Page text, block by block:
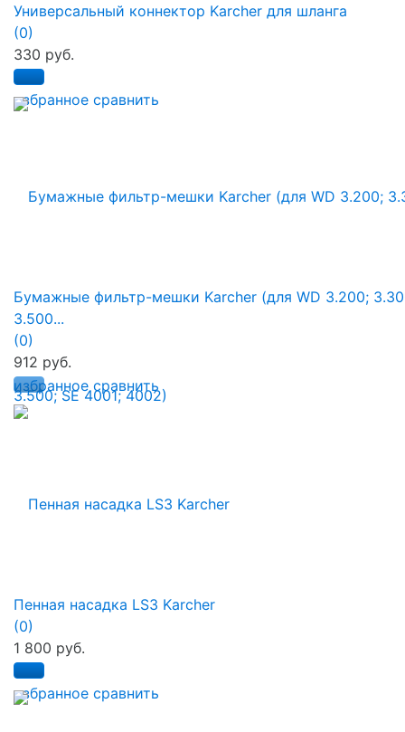
избранное сравнить
Универсальный коннектор Karcher для шланга
(0)
330 руб.
избранное сравнить
Бумажные фильтр-мешки Karcher (для WD 3.200;
3.500...
(0)
912 руб.
избранное сравнить
Пенная насадка LS3 Karcher
(0)
1 800 руб.